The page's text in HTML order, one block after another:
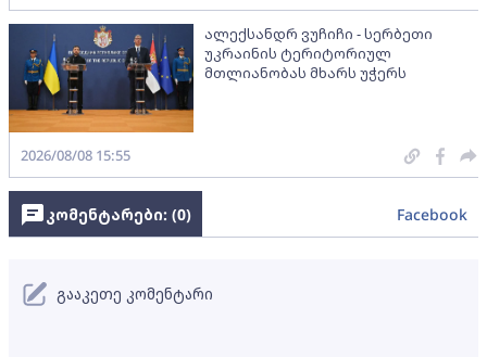
ალექსანდრ ვუჩიჩი - სერბეთი
უკრაინის ტერიტორიულ
მთლიანობას მხარს უჭერს
2026/08/08 15:55
კომენტარები: (0) Facebook
გააკეთე კომენტარი